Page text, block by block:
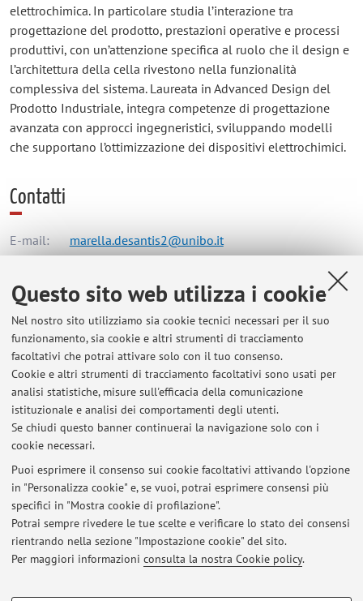
Questo sito web utilizza i cookie
Nel nostro sito utilizziamo sia cookie tecnici necessari per il suo
funzionamento, sia cookie e altri strumenti di tracciamento
facoltativi che potrai attivare solo con il tuo consenso.
Cookie e altri strumenti di tracciamento facoltativi sono usati per
analisi statistiche, misure sull'efficacia della comunicazione
istituzionale e analisi dei comportamenti degli utenti.
Se chiudi questo banner continuerai la navigazione solo con i
cookie necessari.
Puoi esprimere il consenso sui cookie facoltativi attivando l'opzione
in "Personalizza cookie" e, se vuoi, potrai esprimere consensi più
specifici in "Mostra cookie di profilazione".
Potrai sempre rivedere le tue scelte e verificare lo stato dei consensi
rientrando nella sezione "Impostazione cookie" del sito.
Per maggiori informazioni consulta la nostra Cookie policy.
elettrochimica. In particolare studia l’interazione tra
progettazione del prodotto, prestazioni operative e processi
produttivi, con un’attenzione specifica al ruolo che il design e
l’architettura della cella rivestono nella funzionalità
complessiva del sistema. Laureata in Advanced Design del
Prodotto Industriale, integra competenze di progettazione
avanzata con approcci ingegneristici, sviluppando modelli
che supportano l’ottimizzazione dei dispositivi elettrochimici.
Contatti
E-mail: marella.desantis2@unibo.it
Dipartimento di Ingegneria Industriale
Viale del Risorgimento 2, Bologna -Vai alla mappa
Risorse in rete
ORCID
Ultimi avvisi
Al momento non sono presenti avvisi.